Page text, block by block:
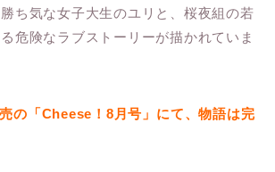
勝ち気な女子大生のユリと、桜夜組の若
危険なラブストーリーが描かれていま
の「Cheese！8月号」にて、物語は完